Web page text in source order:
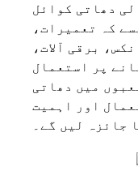
دھاتی کوائل
کہ تعمیرات،
برقی آلات،
پر استعمال
میں دھاتی
اور اہمیت
جائزہ لیں گے۔